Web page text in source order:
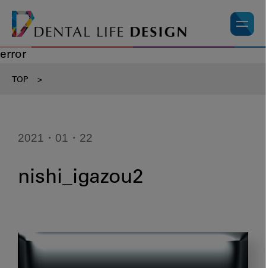
error
TOP >
2021・01・22
nishi_igazou2